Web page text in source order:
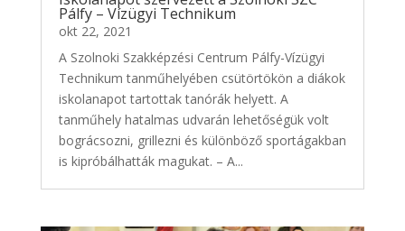
Pálfy – Vízügyi Technikum
okt 22, 2021
A Szolnoki Szakképzési Centrum Pálfy-Vízügyi
Technikum tanműhelyében csütörtökön a diákok
iskolanapot tartottak tanórák helyett. A
tanműhely hatalmas udvarán lehetőségük volt
bográcsozni, grillezni és különböző sportágakban
is kipróbálhatták magukat. – A...